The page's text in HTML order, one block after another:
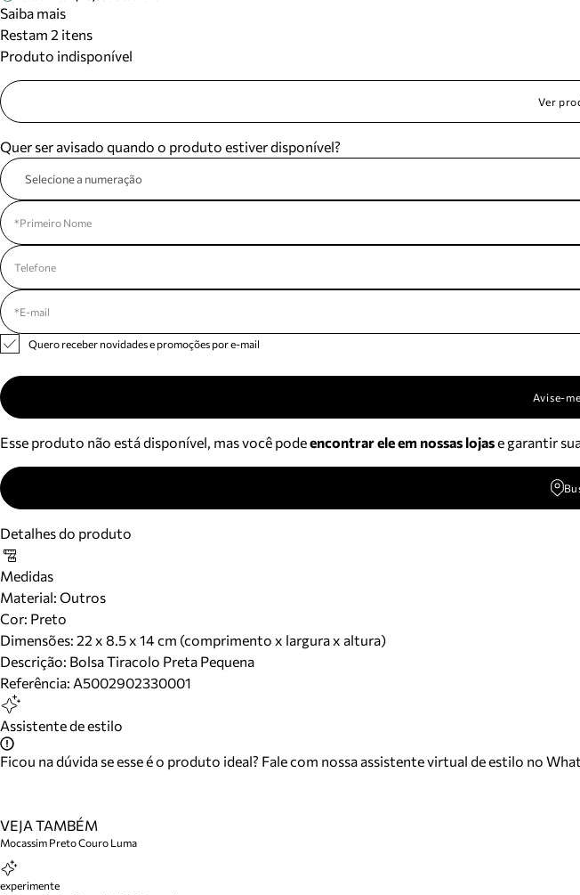
Saiba mais
Restam 2 itens
Produto indisponível
Ver
Quer ser avisado quando o produto estiver disponível?
Selecione a numeração
Quero receber novidades e promoções por e-mail
Avise-
Esse produto não está disponível, mas você podeencontrar ele em nossas lojase garantir
Detalhes do produto
Medidas
Material: Outros
Cor: Preto
Dimensões: 22 x 8.5 x 14 cm (comprimento x largura x altura)
Descrição: Bolsa Tiracolo Preta Pequena
Referência: A5002902330001
Assistente de estilo
Ficou na dúvida se esse é o produto ideal? Fale com nossa assistente virtual de estilo no
VEJA TAMBÉM
Mocassim Preto Couro Luma
experimente